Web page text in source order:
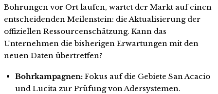
Bohrungen vor Ort laufen, wartet der Markt auf einen
entscheidenden Meilenstein: die Aktualisierung der
offiziellen Ressourcenschätzung. Kann das
Unternehmen die bisherigen Erwartungen mit den
neuen Daten übertreffen?
Bohrkampagnen:Fokus auf die Gebiete San Acacio
und Lucita zur Prüfung von Adersystemen.